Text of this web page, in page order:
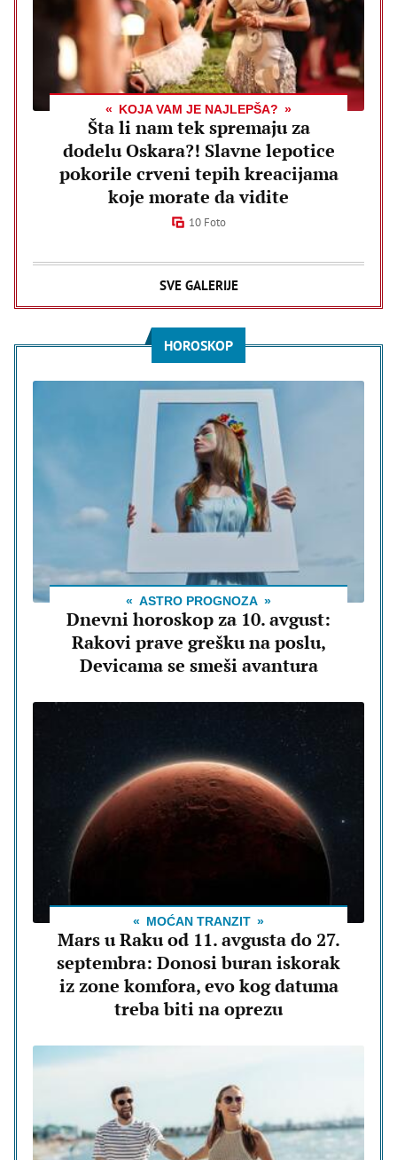
KOJA VAM JE NAJLEPŠA?
Šta li nam tek spremaju za
dodelu Oskara?! Slavne lepotice
pokorile crveni tepih kreacijama
koje morate da vidite
10 Foto
SVE GALERIJE
HOROSKOP
ASTRO PROGNOZA
Dnevni horoskop za 10. avgust:
Rakovi prave grešku na poslu,
Devicama se smeši avantura
MOĆAN TRANZIT
Mars u Raku od 11. avgusta do 27.
septembra: Donosi buran iskorak
iz zone komfora, evo kog datuma
treba biti na oprezu